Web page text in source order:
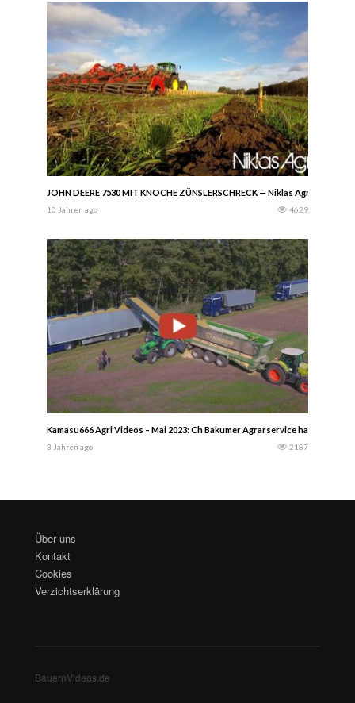
JOHN DEERE 7530 MIT KNOCHE ZÜNSLERSCHRECK — Niklas Agrar
10 Jahren ago 4629
Kamasu666 Agri Videos – Mai 2023: Ch Bakumer Agrarservice hat einen
3 Jahren ago 2187
Über uns
Kontakt
Cookies
Verzichtserklärung
BauernVideos.de